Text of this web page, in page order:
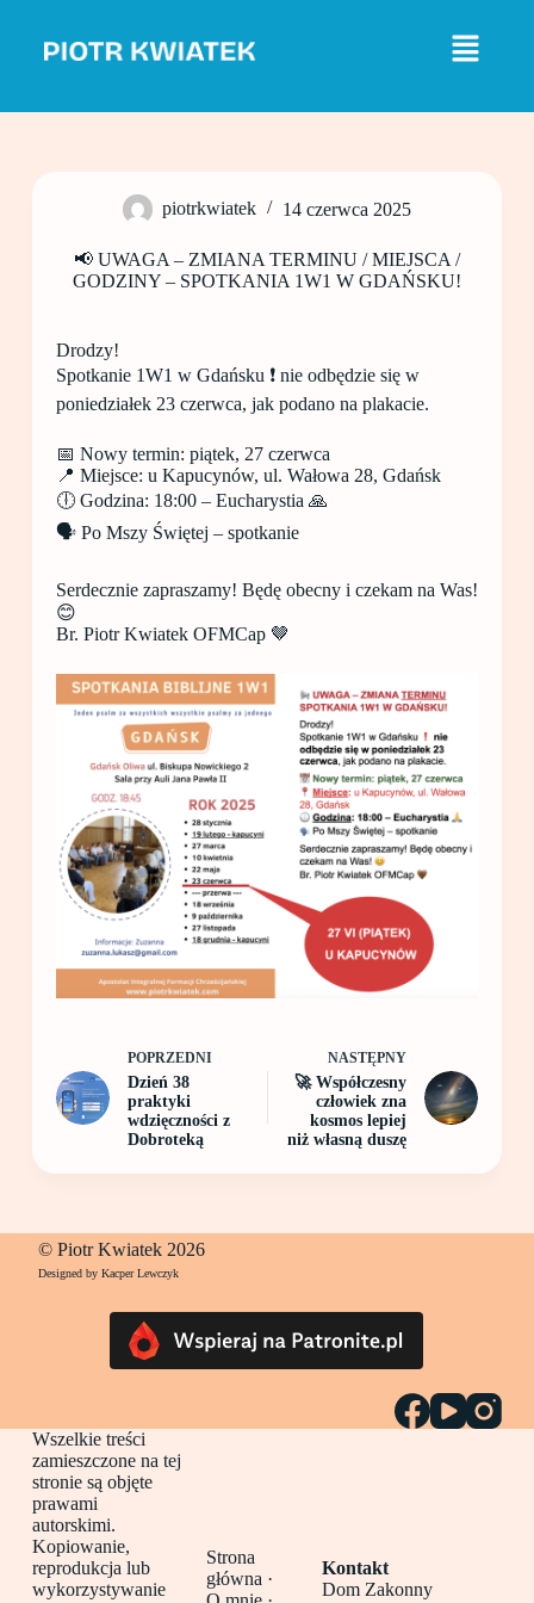
j
piotrkwiatek 14 czerwca 2025
📢 UWAGA – ZMIANA TERMINU / MIEJSCA /
GODZINY – SPOTKANIA 1W1 W GDAŃSKU!
Drodzy!
Spotkanie 1W1 w Gdańsku ❗ nie odbędzie się w
poniedziałek 23 czerwca, jak podano na plakacie.
📅 Nowy termin: piątek, 27 czerwca
📍 Miejsce: u Kapucynów, ul. Wałowa 28, Gdańsk
🕕 Godzina: 18:00 – Eucharystia 🙏
🗣️ Po Mszy Świętej – spotkanie
Serdecznie zapraszamy! Będę obecny i czekam na Was!
😊
Br. Piotr Kwiatek OFMCap 🤎
POPRZEDNI
Dzień 38
praktyki
wdzięczności z
Dobroteką
NASTĘPNY
🚀 Współczesny
człowiek zna
kosmos lepiej
niż własną duszę
© Piotr Kwiatek 2026
Designed by Kacper Lewczyk
Wszelkie treści
zamieszczone na tej
stronie są objęte
prawami
autorskimi.
Kopiowanie,
reprodukcja lub
wykorzystywanie
Strona
główna ·
Kontakt
Dom Zakonny